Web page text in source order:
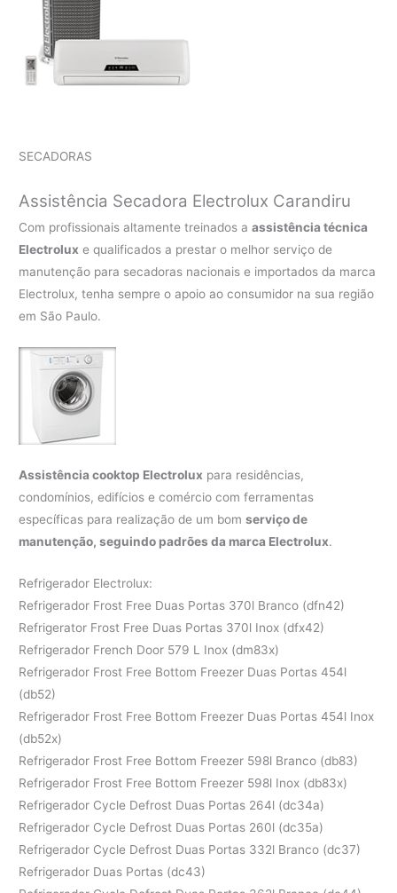
SECADORAS
Assistência Secadora Electrolux Carandiru
Com profissionais altamente treinados aassistência técnica
Electrolux e qualificados a prestar o melhor serviço de
manutenção para secadoras nacionais e importados da marca
Electrolux, tenha sempre o apoio ao consumidor na sua região
em São Paulo.
Assistência cooktop Electrolux para residências,
condomínios, edifícios e comércio com ferramentas
específicas para realização de um bomserviço de
manutenção, seguindo padrões da marca Electrolux.
Refrigerador Electrolux:
Refrigerador Frost Free Duas Portas 370l Branco (dfn42)
Refrigerator Frost Free Duas Portas 370l Inox (dfx42)
Refrigerador French Door 579 L Inox (dm83x)
Refrigerador Frost Free Bottom Freezer Duas Portas 454l
(db52)
Refrigerador Frost Free Bottom Freezer Duas Portas 454l Inox
(db52x)
Refrigerador Frost Free Bottom Freezer 598l Branco (db83)
Refrigerador Frost Free Bottom Freezer 598l Inox (db83x)
Refrigerador Cycle Defrost Duas Portas 264l (dc34a)
Refrigerador Cycle Defrost Duas Portas 260l (dc35a)
Refrigerador Cycle Defrost Duas Portas 332l Branco (dc37)
Refrigerador Duas Portas (dc43)